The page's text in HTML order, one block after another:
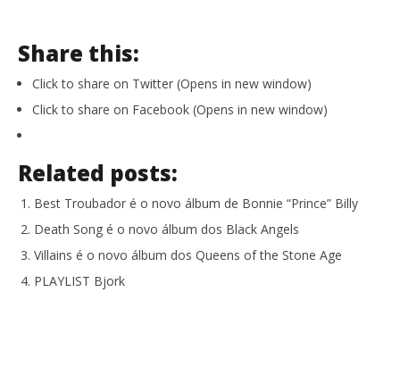
Share this:
Click to share on Twitter (Opens in new window)
Click to share on Facebook (Opens in new window)
Related posts:
Best Troubador é o novo álbum de Bonnie “Prince” Billy
Death Song é o novo álbum dos Black Angels
Villains é o novo álbum dos Queens of the Stone Age
PLAYLIST Bjork